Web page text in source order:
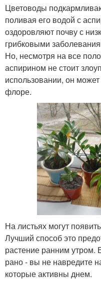
Цветоводы
поливая его водой с
оздоровляют почву с
грибковыми
Но, несмотря на все
аспирином не стоит
использовании, он
флоре.
На листьях могут
Лучший способ это
растение ранним утром.
рано - вы не навредите
которые активны днем.